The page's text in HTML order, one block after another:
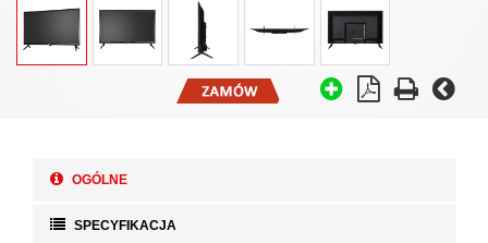
OGÓLNE
SPECYFIKACJA